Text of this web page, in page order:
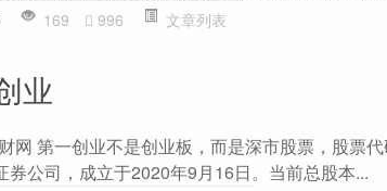
169 996 文章列表
业
网 第一创业不是创业板，而是深市股票，股票
券公司，成立于2020年9月16日。当前总股本...